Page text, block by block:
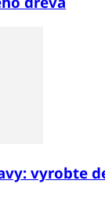
vyrobte